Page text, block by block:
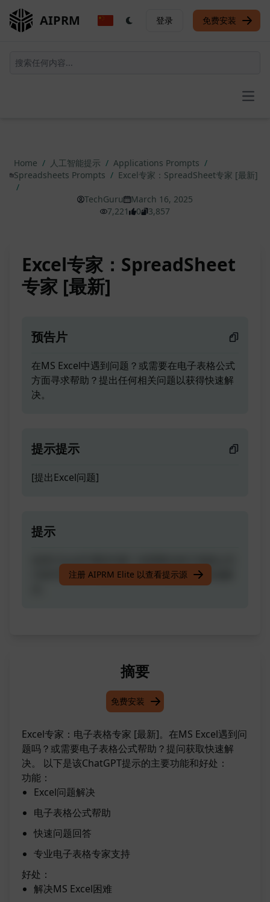
AIPRM 登录 免费安装
Home / 人工智能提示 / Applications Prompts /
Spreadsheets Prompts / Excel专家：SpreadSheet专家 [最新]
/
TechGuru
March 16, 2025
7,221
0 3,857
Excel专家：SpreadSheet
专家 [最新]
预告片
在MS Excel中遇到问题？或需要在电子表格公式
方面寻求帮助？提出任何相关问题以获得快速解
决。
提示提示
[提出Excel问题]
提示
方面寻求帮助？提出任何相关问题以获得快速解
注册 AIPRM Elite 以查看提示源
摘要
免费安装
Excel专家：电子表格专家 [最新]。在MS Excel遇到问
题吗？或需要电子表格公式帮助？提问获取快速解
决。 以下是该ChatGPT提示的主要功能和好处：
功能：
Excel问题解决
电子表格公式帮助
快速问题回答
专业电子表格专家支持
好处：
解决MS Excel困难